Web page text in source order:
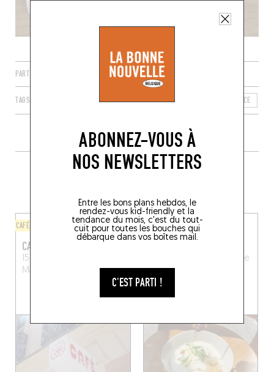
ABONNEZ-VOUS À
NOS NEWSLETTERS
Entre les bons plans hebdos, le
rendez-vous kid-friendly et la
tendance du mois, c'est du tout-
cuit pour toutes les bouches qui
débarque dans vos boîtes mail.
C'EST PARTI !
PARTAGER
TAGS MARSEILLE PROVENCE-ALPES-CÔTE D'AZUR FRANCE
PLUS DE TABLES DE GENRE À
CAFÉ
CAFÉ POLLUX
15 Rue d’Isoard, 13001
Marseille, France
CHINOIS
Marseille
(13001)